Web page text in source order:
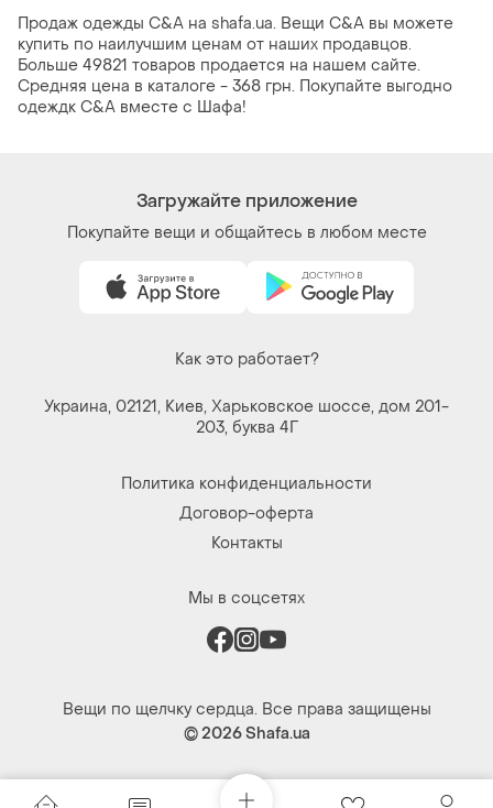
Продаж одежды C&A на shafa.ua. Вещи C&A вы можете
купить по наилучшим ценам от наших продавцов.
Больше 49821 товаров продается на нашем сайте.
Средняя цена в каталоге - 368 грн. Покупайте выгодно
одеждк C&A вместе с Шафа!
Загружайте приложение
Покупайте вещи и общайтесь в любом месте
Как это работает?
Украина, 02121, Киев, Харьковское шоссе, дом 201-
203, буква 4Г
Политика конфиденциальности
Договор-оферта
Контакты
Мы в соцсетях
Вещи по щелчку сердца. Все права защищены
© 2026Shafa.ua